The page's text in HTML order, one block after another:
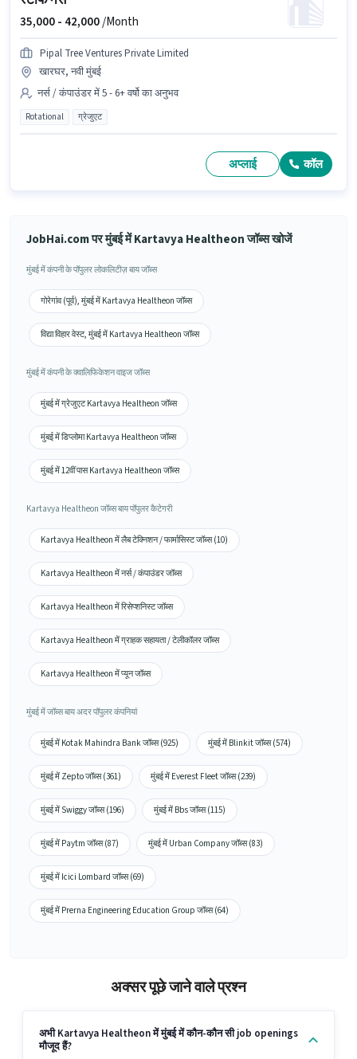
35,000 - 42,000/Month
Pipal Tree Ventures Private Limited
खारघर, नवी मुंबई
नर्स / कंपाउंडर में 5 - 6+ वर्षो का अनुभव
Rotational ग्रेजुएट
अप्लाई कॉल
JobHai.com पर मुंबई में Kartavya Healtheon जॉब्स खोजें
मुंबई में कंपनी के पॉपुलर लोकलिटीज़ बाय जॉब्स
गोरेगांव (पूर्व), मुंबई में Kartavya Healtheon जॉब्स
विद्या विहार वेस्ट, मुंबई में Kartavya Healtheon जॉब्स
मुंबई में कंपनी के क्वालिफिकेशन वाइज जॉब्स
मुंबई में ग्रेजुएट Kartavya Healtheon जॉब्स
मुंबई में डिप्लोमा Kartavya Healtheon जॉब्स
मुंबई में 12वीं पास Kartavya Healtheon जॉब्स
Kartavya Healtheon जॉब्स बाय पॉपुलर कैटेगरी
Kartavya Healtheon में लैब टेक्निशन / फार्मासिस्ट जॉब्स (10)
Kartavya Healtheon में नर्स / कंपाउंडर जॉब्स
Kartavya Healtheon में रिसेप्शनिस्ट जॉब्स
Kartavya Healtheon में ग्राहक सहायता / टेलीकॉलर जॉब्स
Kartavya Healtheon में प्यून जॉब्स
मुंबई में जॉब्स बाय अदर पॉपुलर कंपनियां
मुंबई में Kotak Mahindra Bank जॉब्स (925) मुंबई में Blinkit जॉब्स (574)
मुंबई में Zepto जॉब्स (361) मुंबई में Everest Fleet जॉब्स (239)
मुंबई में Swiggy जॉब्स (196) मुंबई में Bbs जॉब्स (115)
मुंबई में Paytm जॉब्स (87) मुंबई में Urban Company जॉब्स (83)
मुंबई में Icici Lombard जॉब्स (69)
मुंबई में Prerna Engineering Education Group जॉब्स (64)
अक्सर पूछे जाने वाले प्रश्न
अभी Kartavya Healtheon में मुंबई में कौन-कौन सी job openings
मौजूद हैं?